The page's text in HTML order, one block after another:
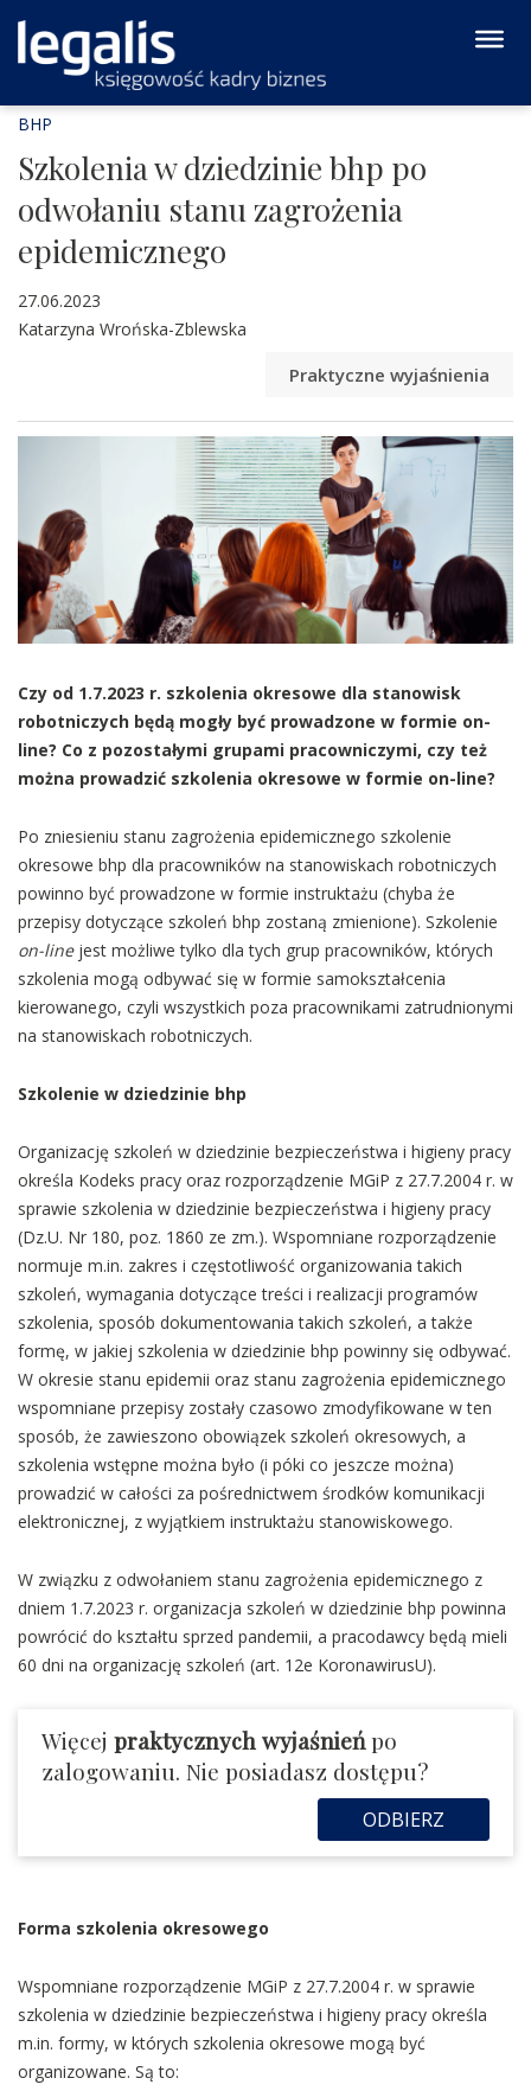
BHP
Szkolenia w dziedzinie bhp po
odwołaniu stanu zagrożenia
epidemicznego
27.06.2023
Katarzyna Wrońska-Zblewska
Praktyczne wyjaśnienia
Czy od 1.7.2023 r. szkolenia okresowe dla stanowisk
robotniczych będą mogły być prowadzone w formie on-
line? Co z pozostałymi grupami pracowniczymi, czy też
można prowadzić szkolenia okresowe w formie on-line?
Po zniesieniu stanu zagrożenia epidemicznego szkolenie
okresowe bhp dla pracowników na stanowiskach robotniczych
powinno być prowadzone w formie instruktażu (chyba że
przepisy dotyczące szkoleń bhp zostaną zmienione). Szkolenie
on-linejest możliwe tylko dla tych grup pracowników, których
szkolenia mogą odbywać się w formie samokształcenia
kierowanego, czyli wszystkich poza pracownikami zatrudnionymi
na stanowiskach robotniczych.
Szkolenie w dziedzinie bhp
Organizację szkoleń w dziedzinie bezpieczeństwa i higieny pracy
określa Kodeks pracy oraz rozporządzenie MGiP z 27.7.2004 r. w
sprawie szkolenia w dziedzinie bezpieczeństwa i higieny pracy
(Dz.U. Nr 180, poz. 1860 ze zm.). Wspomniane rozporządzenie
normuje m.in. zakres i częstotliwość organizowania takich
szkoleń, wymagania dotyczące treści i realizacji programów
szkolenia, sposób dokumentowania takich szkoleń, a także
formę, w jakiej szkolenia w dziedzinie bhp powinny się odbywać.
W okresie stanu epidemii oraz stanu zagrożenia epidemicznego
wspomniane przepisy zostały czasowo zmodyfikowane w ten
sposób, że zawieszono obowiązek szkoleń okresowych, a
szkolenia wstępne można było (i póki co jeszcze można)
prowadzić w całości za pośrednictwem środków komunikacji
elektronicznej, z wyjątkiem instruktażu stanowiskowego.
W związku z odwołaniem stanu zagrożenia epidemicznego z
dniem 1.7.2023 r. organizacja szkoleń w dziedzinie bhp powinna
powrócić do kształtu sprzed pandemii, a pracodawcy będą mieli
60 dni na organizację szkoleń (art. 12e KoronawirusU).
Więcej praktycznych wyjaśnieńpo
zalogowaniu. Nie posiadasz dostępu?
ODBIERZ
Forma szkolenia okresowego
Wspomniane rozporządzenie MGiP z 27.7.2004 r. w sprawie
szkolenia w dziedzinie bezpieczeństwa i higieny pracy określa
m.in. formy, w których szkolenia okresowe mogą być
organizowane. Są to: